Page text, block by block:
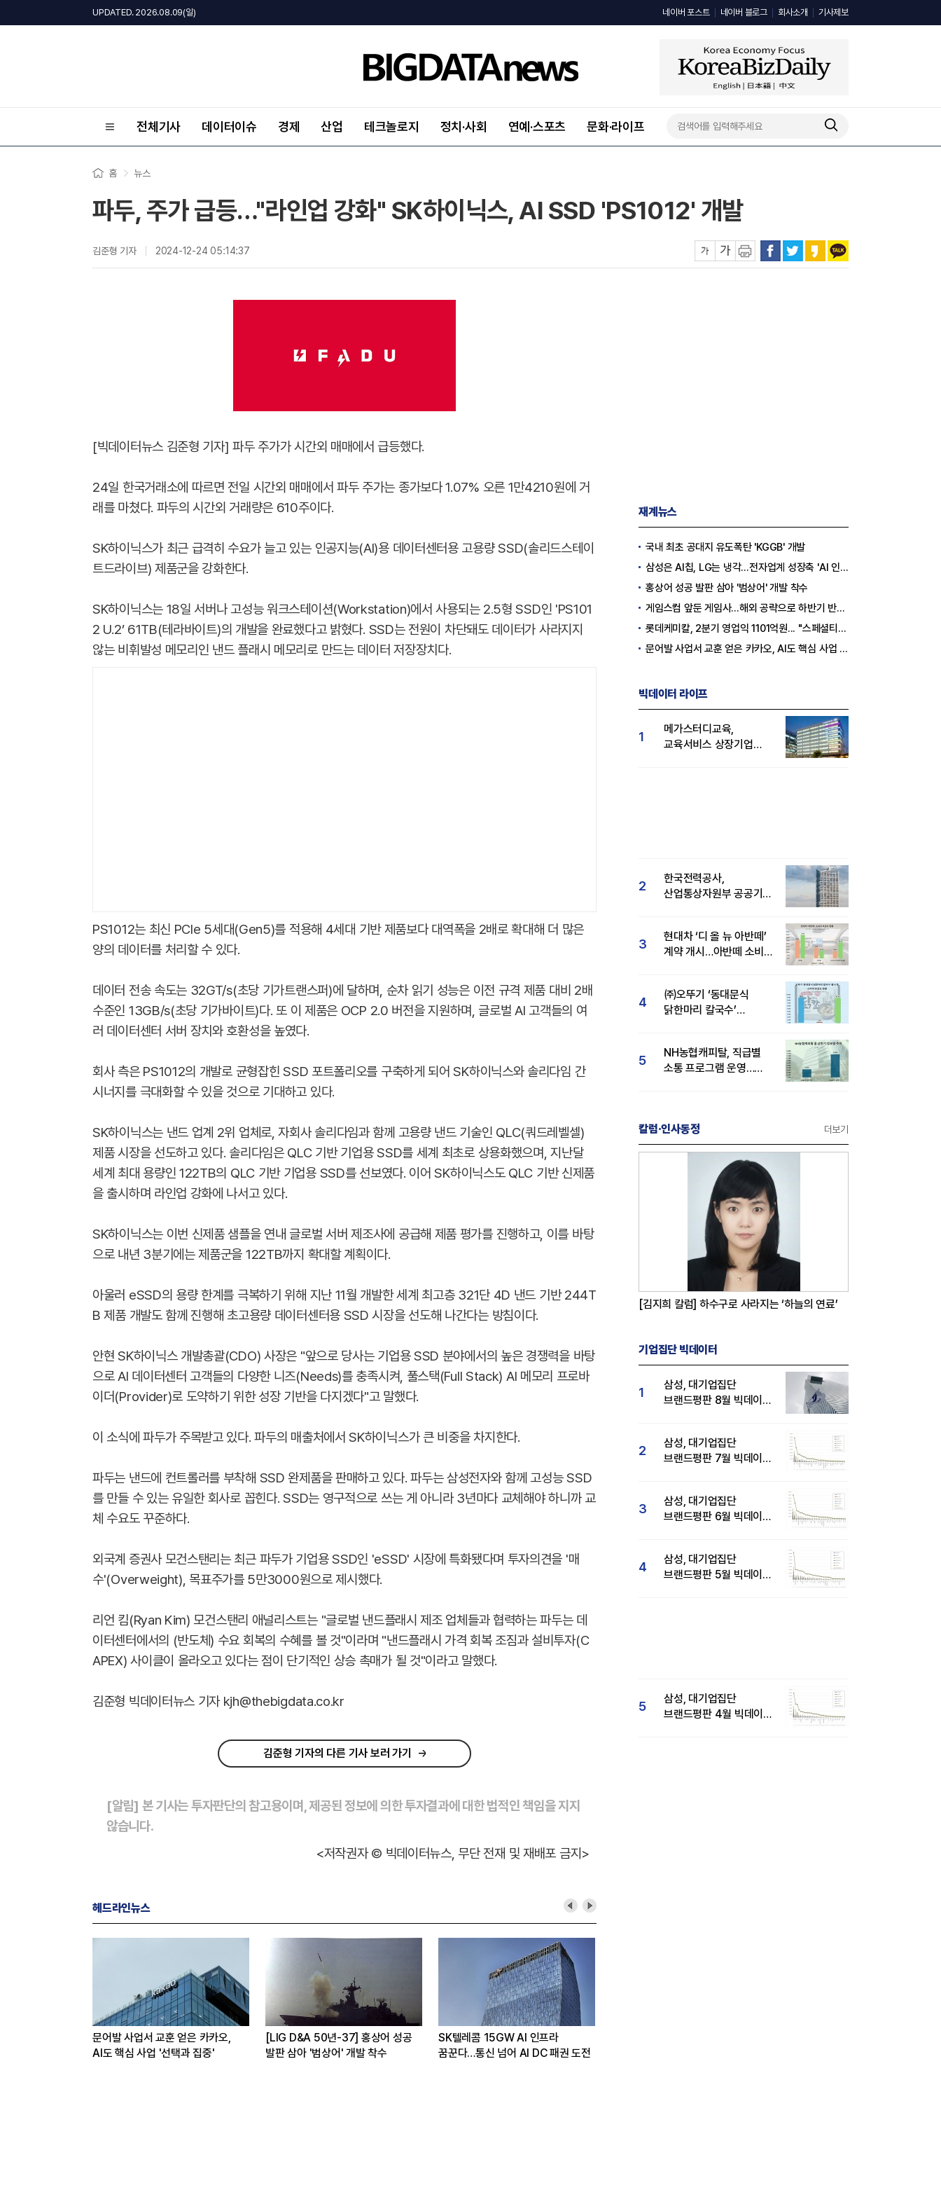
UPDATED. 2026.08.09(일) 네이버 포스트 네이버 블로그 회사소개 기사제보
전체기사 데이터이슈 경제 산업 테크놀로지 정치·사회 연예·스포츠 문화·라이프
홈 뉴스
파두, 주가 급등…"라인업 강화" SK하이닉스, AI SSD 'PS1012' 개발
김준형 기자 2024-12-24 05:14:37
[빅데이터뉴스 김준형 기자] 파두 주가가 시간외 매매에서 급등했다.
24일 한국거래소에 따르면 전일 시간외 매매에서 파두 주가는 종가보다 1.07% 오른 1만4210원에 거
래를 마쳤다. 파두의 시간외 거래량은 610주이다.
SK하이닉스가 최근 급격히 수요가 늘고 있는 인공지능(AI)용 데이터센터용 고용량 SSD(솔리드스테이
트드라이브) 제품군을 강화한다.
SK하이닉스는 18일 서버나 고성능 워크스테이션(Workstation)에서 사용되는 2.5형 SSD인 'PS101
2 U.2’ 61TB(테라바이트)의 개발을 완료했다고 밝혔다. SSD는 전원이 차단돼도 데이터가 사라지지
않는 비휘발성 메모리인 낸드 플래시 메모리로 만드는 데이터 저장장치다.
PS1012는 최신 PCIe 5세대(Gen5)를 적용해 4세대 기반 제품보다 대역폭을 2배로 확대해 더 많은
양의 데이터를 처리할 수 있다.
데이터 전송 속도는 32GT/s(초당 기가트랜스퍼)에 달하며, 순차 읽기 성능은 이전 규격 제품 대비 2배
수준인 13GB/s(초당 기가바이트)다. 또 이 제품은 OCP 2.0 버전을 지원하며, 글로벌 AI 고객들의 여
러 데이터센터 서버 장치와 호환성을 높였다.
회사 측은 PS1012의 개발로 균형잡힌 SSD 포트폴리오를 구축하게 되어 SK하이닉스와 솔리다임 간
시너지를 극대화할 수 있을 것으로 기대하고 있다.
SK하이닉스는 낸드 업계 2위 업체로, 자회사 솔리다임과 함께 고용량 낸드 기술인 QLC(쿼드레벨셀)
제품 시장을 선도하고 있다. 솔리다임은 QLC 기반 기업용 SSD를 세계 최초로 상용화했으며, 지난달
세계 최대 용량인 122TB의 QLC 기반 기업용 SSD를 선보였다. 이어 SK하이닉스도 QLC 기반 신제품
을 출시하며 라인업 강화에 나서고 있다.
SK하이닉스는 이번 신제품 샘플을 연내 글로벌 서버 제조사에 공급해 제품 평가를 진행하고, 이를 바탕
으로 내년 3분기에는 제품군을 122TB까지 확대할 계획이다.
아울러 eSSD의 용량 한계를 극복하기 위해 지난 11월 개발한 세계 최고층 321단 4D 낸드 기반 244T
B 제품 개발도 함께 진행해 초고용량 데이터센터용 SSD 시장을 선도해 나간다는 방침이다.
안현 SK하이닉스 개발총괄(CDO) 사장은 "앞으로 당사는 기업용 SSD 분야에서의 높은 경쟁력을 바탕
으로 AI 데이터센터 고객들의 다양한 니즈(Needs)를 충족시켜, 풀스택(Full Stack) AI 메모리 프로바
이더(Provider)로 도약하기 위한 성장 기반을 다지겠다"고 말했다.
이 소식에 파두가 주목받고 있다. 파두의 매출처에서 SK하이닉스가 큰 비중을 차지한다.
파두는 낸드에 컨트롤러를 부착해 SSD 완제품을 판매하고 있다. 파두는 삼성전자와 함께 고성능 SSD
를 만들 수 있는 유일한 회사로 꼽힌다. SSD는 영구적으로 쓰는 게 아니라 3년마다 교체해야 하니까 교
체 수요도 꾸준하다.
외국계 증권사 모건스탠리는 최근 파두가 기업용 SSD인 'eSSD' 시장에 특화됐다며 투자의견을 '매
수'(Overweight), 목표주가를 5만3000원으로 제시했다.
리언 킴(Ryan Kim) 모건스탠리 애널리스트는 "글로벌 낸드플래시 제조 업체들과 협력하는 파두는 데
이터센터에서의 (반도체) 수요 회복의 수혜를 볼 것"이라며 "낸드플래시 가격 회복 조짐과 설비투자(C
APEX) 사이클이 올라오고 있다는 점이 단기적인 상승 촉매가 될 것"이라고 말했다.
김준형 빅데이터뉴스 기자 kjh@thebigdata.co.kr
김준형 기자의 다른 기사 보러 가기
[알림] 본 기사는 투자판단의 참고용이며, 제공된 정보에 의한 투자결과에 대한 법적인 책임을 지지
않습니다.
<저작권자 © 빅데이터뉴스, 무단 전재 및 재배포 금지>
헤드라인뉴스
문어발 사업서 교훈 얻은 카카오,
AI도 핵심 사업 '선택과 집중'
[LIG D&A 50년-37] 홍상어 성공
발판 삼아 '범상어' 개발 착수
SK텔레콤 15GW AI 인프라
꿈꾼다…통신 넘어 AI DC 패권 도전
재계뉴스
국내 최초 공대지 유도폭탄 'KGGB' 개발
삼성은 AI칩, LG는 냉각…전자업계 성장축 'AI 인프라'로 이동
홍상어 성공 발판 삼아 '범상어' 개발 착수
게임스컴 앞둔 게임사…해외 공략으로 하반기 반등 꾀한다
롯데케미칼, 2분기 영업익 1101억원... "스페셜티 전환 가속"
문어발 사업서 교훈 얻은 카카오, AI도 핵심 사업 '선택과 집중'
빅데이터 라이프
1
메가스터디교육,
교육서비스 상장기업
2
한국전력공사,
산업통상자원부 공공기관
3
현대차 ‘디 올 뉴 아반떼’
계약 개시…아반떼 소비자
4
㈜오뚜기 ‘동대문식
닭한마리 칼국수’
5
NH농협캐피탈, 직급별
소통 프로그램 운영…
칼럼·인사동정 더보기
[김지희 칼럼] 하수구로 사라지는 ‘하늘의 연료’
기업집단 빅데이터
1
삼성, 대기업집단
브랜드평판 8월 빅데이터
2
삼성, 대기업집단
브랜드평판 7월 빅데이터
3
삼성, 대기업집단
브랜드평판 6월 빅데이터
4
삼성, 대기업집단
브랜드평판 5월 빅데이터
5
삼성, 대기업집단
브랜드평판 4월 빅데이터